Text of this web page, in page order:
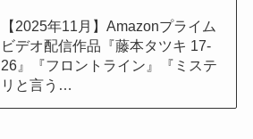
【2025年11月】Amazonプライム
ビデオ配信作品『藤本タツキ 17-
26』『フロントライン』『ミステ
リと言う…